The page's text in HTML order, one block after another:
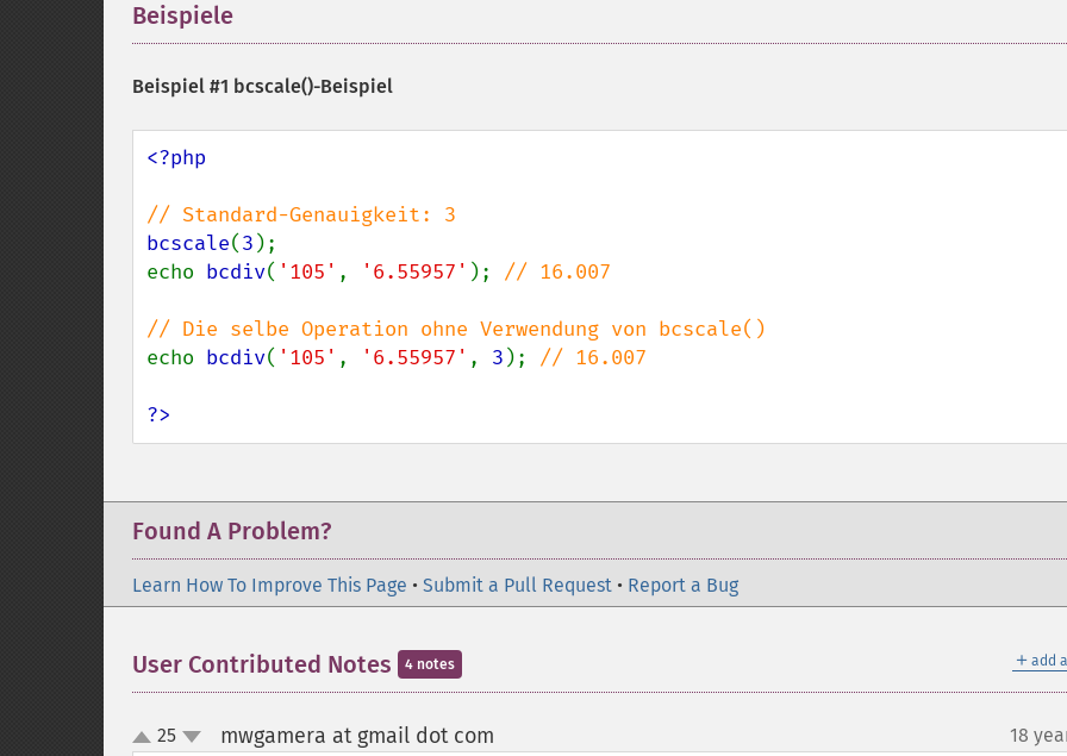
Beispiele
Beispiel #1 bcscale()-Beispiel
<?php
bcscale(3 );
echo bcdiv( '105' , '6.55957' ); // 16.007
echo bcdiv( '105' , '6.55957' , 3 ); // 16.007
?>
Found A Problem?
Learn How To Improve This Page • Submit a Pull Request • Report a Bug
＋ add
User Contributed Notes 4 notes
up25 mwgamera at gmail dot com 18